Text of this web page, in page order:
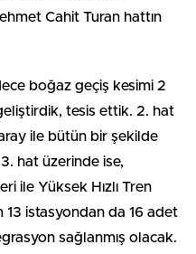
Cahit Turan hattın
boğaz geçiş kesimi 2
tesis ettik. 2. hat
ile bütün bir şekilde
hat üzerinde ise,
ile Yüksek Hızlı Tren
13 istasyondan da 16 adet
sağlanmış olacak.